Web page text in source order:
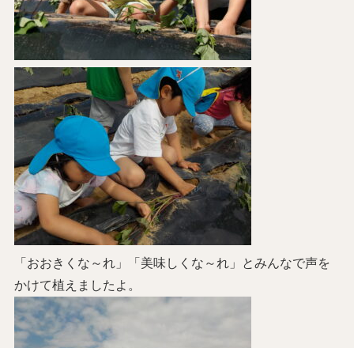
「おおきくな～れ」「美味しくな～れ」とみんなで声を
かけて植えましたよ。